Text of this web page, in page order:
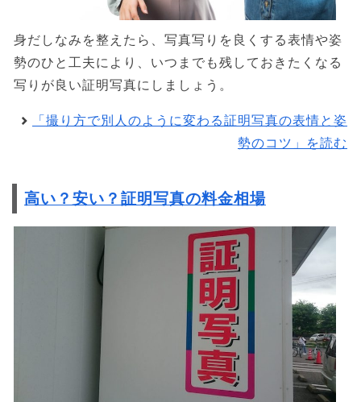
身だしなみを整えたら、写真写りを良くする表情や姿
勢のひと工夫により、いつまでも残しておきたくなる
写りが良い証明写真にしましょう。
「撮り方で別人のように変わる証明写真の表情と姿
勢のコツ」を読む
高い？安い？証明写真の料金相場